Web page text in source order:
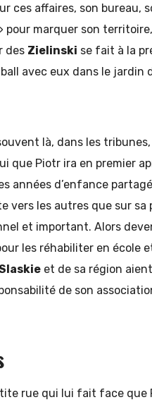
ces affaires, son bureau,
marquer son
des Zielinski se fait à la
avec eux dans le jardin
là, dans les
que Piotr ira en premier
années d’enfance
vers les autres que sur sa
et important. Alors
les réhabiliter en école
et de sa région
de son
rue qui lui fait face que